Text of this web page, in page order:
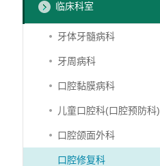
临床科室
牙体牙髓病科
牙周病科
口腔黏膜病科
儿童口腔科(口腔预防科)
口腔颌面外科
口腔修复科